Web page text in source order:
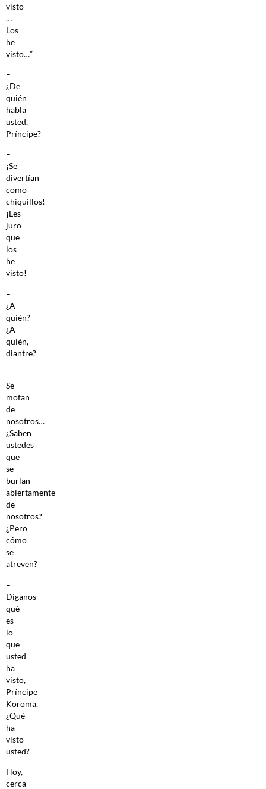
visto
…
Los
he
visto…”
–
¿De
quién
habla
usted,
Príncipe?
–
¡Se
divertían
como
chiquillos!
¡Les
juro
que
los
he
visto!
–
¿A
quién?
¿A
quién,
diantre?
–
Se
mofan
de
nosotros…
¿Saben
ustedes
que
se
burlan
abiertamente
de
nosotros?
¿Pero
cómo
se
atreven?
–
Díganos
qué
es
lo
que
usted
ha
visto,
Príncipe
Koroma.
¿Qué
ha
visto
usted?
Hoy,
cerca